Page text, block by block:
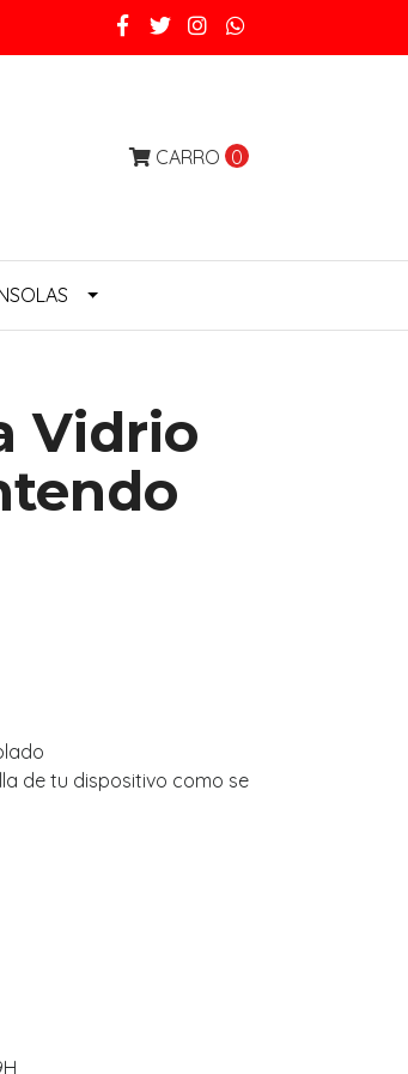
CARRO 0
Vidrio
de tu dispositivo como se